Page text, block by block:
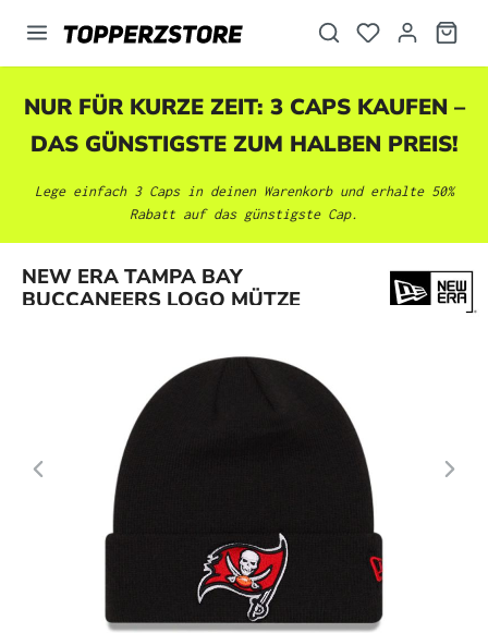
springen
NUR FÜR KURZE ZEIT: 3 CAPS KAUFEN –
DAS GÜNSTIGSTE ZUM HALBEN PREIS!
Lege einfach 3 Caps in deinen Warenkorb und erhalte 50%
Rabatt auf das günstigste Cap.
NEW ERA TAMPA BAY
BUCCANEERS LOGO MÜTZE
Bildergalerie überspringen